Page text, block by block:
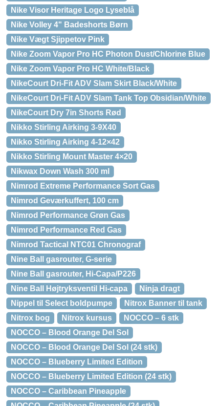
Nike Visor Heritage Logo Lyseblå
Nike Volley 4" Badeshorts Børn
Nike Vægt Sjippetov Pink
Nike Zoom Vapor Pro HC Photon Dust/Chlorine Blue
Nike Zoom Vapor Pro HC White/Black
NikeCourt Dri-Fit ADV Slam Skirt Black/White
NikeCourt Dri-Fit ADV Slam Tank Top Obsidian/White
NikeCourt Dry 7in Shorts Rød
Nikko Stirling Airking 3-9X40
Nikko Stirling Airking 4-12×42
Nikko Stirling Mount Master 4×20
Nikwax Down Wash 300 ml
Nimrod Extreme Performance Sort Gas
Nimrod Geværkuffert, 100 cm
Nimrod Performance Grøn Gas
Nimrod Performance Red Gas
Nimrod Tactical NTC01 Chronograf
Nine Ball gasrouter, G-serie
Nine Ball gasrouter, Hi-Capa/P226
Nine Ball Højtryksventil Hi-capa
Ninja dragt
Nippel til Select boldpumpe
Nitrox Banner til tank
Nitrox bog
Nitrox kursus
NOCCO – 6 stk
NOCCO – Blood Orange Del Sol
NOCCO – Blood Orange Del Sol (24 stk)
NOCCO – Blueberry Limited Edition
NOCCO – Blueberry Limited Edition (24 stk)
NOCCO – Caribbean Pineapple